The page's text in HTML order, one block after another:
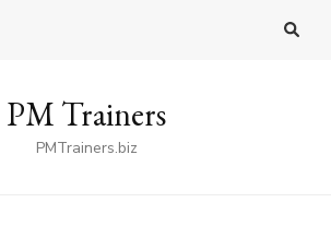
PM Trainers
PMTrainers.biz